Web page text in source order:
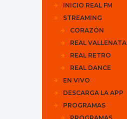
INICIO REAL FM
STREAMING
CORAZÓN
REAL VALLENATA
REAL RETRO
REAL DANCE
EN VIVO
DESCARGA LA APP
PROGRAMAS